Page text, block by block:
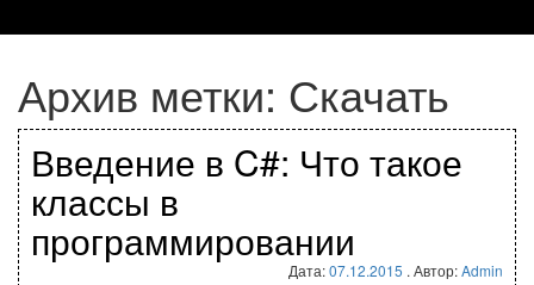
Архив метки: Скачать
Введение в C#: Что такое
классы в
программировании
Дата:07.12.2015 . Автор:Admin